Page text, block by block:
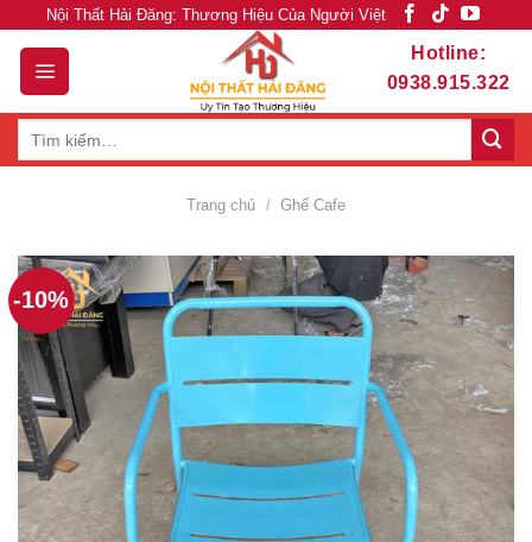
content
Nội Thất Hải Đăng: Thương Hiệu Của Người Việt
Hotline:
0938.915.322
Trang chủ / Ghế Cafe
-10%